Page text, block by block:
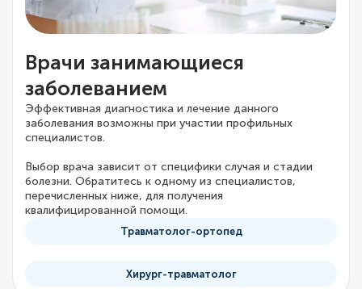
Врачи занимающиеся
заболеванием
Эффективная диагностика и лечение данного
заболевания возможны при участии профильных
специалистов.
Выбор врача зависит от специфики случая и стадии
болезни. Обратитесь к одному из специалистов,
перечисленных ниже, для получения
квалифицированной помощи.
Травматолог-ортопед
Хирург-травматолог